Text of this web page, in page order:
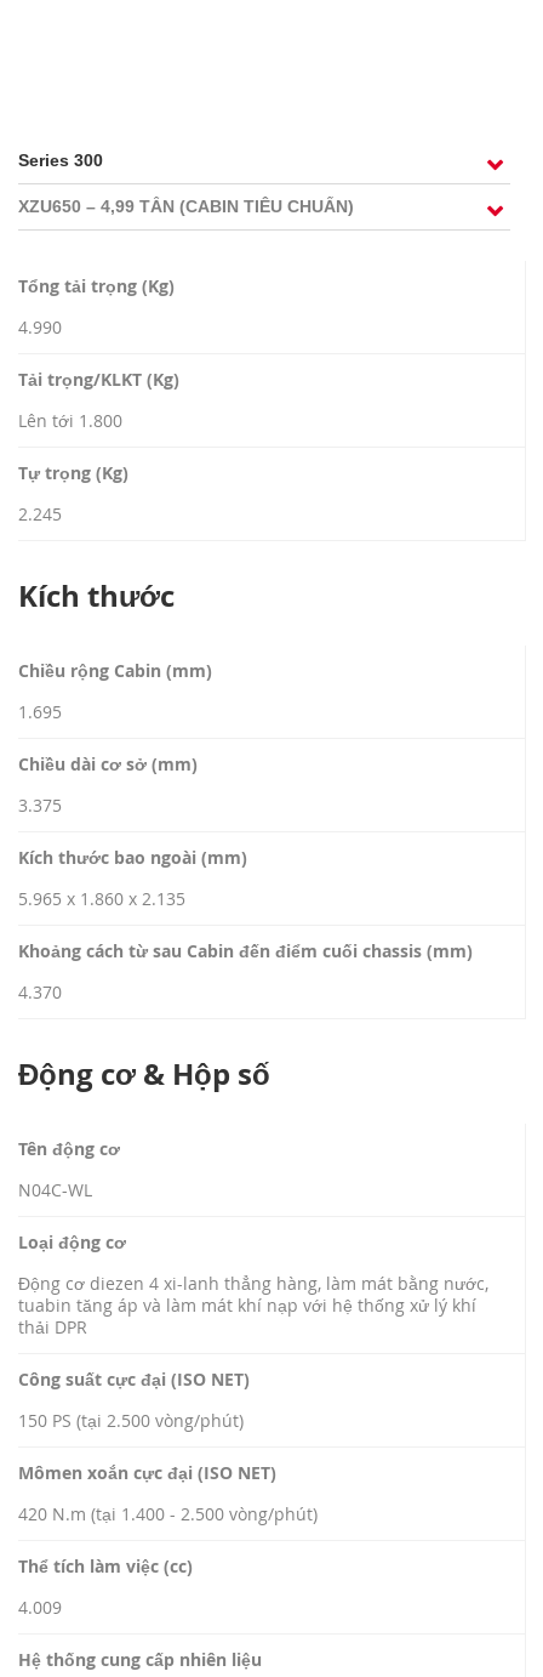
Tổng tải trọng (Kg)
4.990
Tải trọng/KLKT (Kg)
Lên tới 1.800
Tự trọng (Kg)
2.245
Kích thước
Chiều rộng Cabin (mm)
1.695
Chiều dài cơ sở (mm)
3.375
Kích thước bao ngoài (mm)
5.965 x 1.860 x 2.135
Khoảng cách từ sau Cabin đến điểm cuối chassis (mm)
4.370
Động cơ & Hộp số
Tên động cơ
N04C-WL
Loại động cơ
Động cơ diezen 4 xi-lanh thẳng hàng, làm mát bằng nước,
tuabin tăng áp và làm mát khí nạp với hệ thống xử lý khí
thải DPR
Công suất cực đại (ISO NET)
150 PS (tại 2.500 vòng/phút)
Mômen xoắn cực đại (ISO NET)
420 N.m (tại 1.400 - 2.500 vòng/phút)
Thể tích làm việc (cc)
4.009
Hệ thống cung cấp nhiên liệu